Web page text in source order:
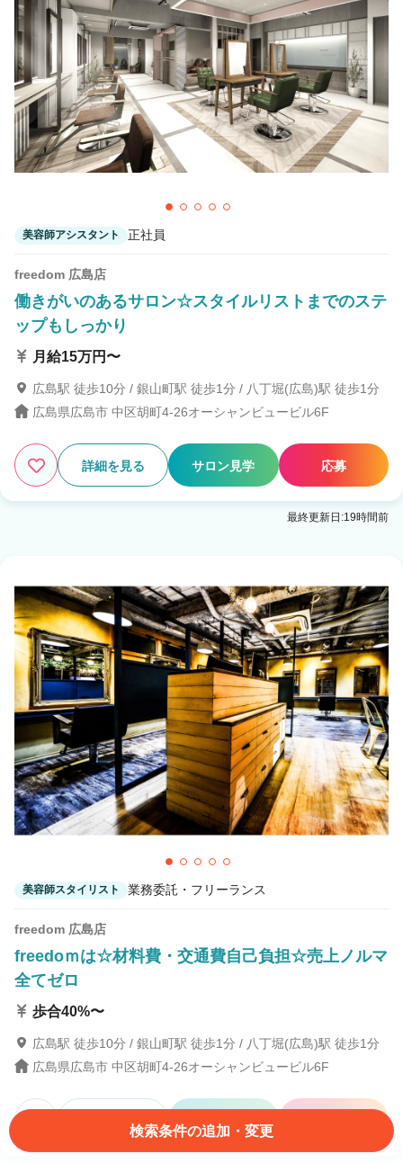
美容師アシスタント 正社員
freedom 広島店
働きがいのあるサロン☆スタイルリストまでのステ
ップもしっかり
月給15万円〜
広島駅 徒歩10分 / 銀山町駅 徒歩1分 / 八丁堀(広島)駅 徒歩1分
広島県広島市 中区胡町4-26オーシャンビュービル6F
詳細を見る サロン見学 応募
最終更新日:19時間前
美容師スタイリスト 業務委託・フリーランス
freedom 広島店
freedoｍは☆材料費・交通費自己負担☆売上ノルマ
全てゼロ
歩合40%〜
広島駅 徒歩10分 / 銀山町駅 徒歩1分 / 八丁堀(広島)駅 徒歩1分
広島県広島市 中区胡町4-26オーシャンビュービル6F
詳細を見る サロン見学
検索条件の追加・変更